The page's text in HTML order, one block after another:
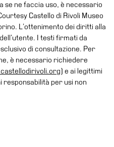
se ne faccia uso, è necessario
Castello di Rivoli Museo
L’ottenimento dei diritti alla
I testi firmati da
di consultazione. Per
è necessario richiedere
) e ai legittimi
responsabilità per usi non